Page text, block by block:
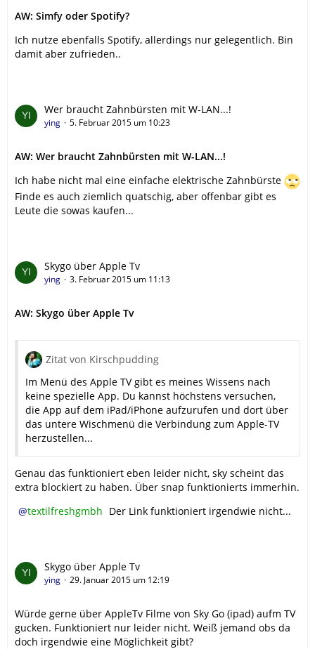
AW: Simfy oder Spotify?
Ich nutze ebenfalls Spotify, allerdings nur gelegentlich. Bin
damit aber zufrieden..
Wer braucht Zahnbürsten mit W-LAN...!
ying 5. Februar 2015 um 10:23
AW: Wer braucht Zahnbürsten mit W-LAN...!
Ich habe nicht mal eine einfache elektrische Zahnbürste
Finde es auch ziemlich quatschig, aber offenbar gibt es
Leute die sowas kaufen...
Skygo über Apple Tv
ying 3. Februar 2015 um 11:13
AW: Skygo über Apple Tv
Zitat von Kirschpudding
Im Menü des Apple TV gibt es meines Wissens nach
keine spezielle App. Du kannst höchstens versuchen,
die App auf dem iPad/iPhone aufzurufen und dort über
das untere Wischmenü die Verbindung zum Apple-TV
herzustellen...
Genau das funktioniert eben leider nicht, sky scheint das
extra blockiert zu haben. Über snap funktionierts immerhin.
textilfreshgmbh Der Link funktioniert irgendwie nicht...
Skygo über Apple Tv
ying 29. Januar 2015 um 12:19
Würde gerne über AppleTv Filme von Sky Go (ipad) aufm TV
gucken. Funktioniert nur leider nicht. Weiß jemand obs da
doch irgendwie eine Möglichkeit gibt?